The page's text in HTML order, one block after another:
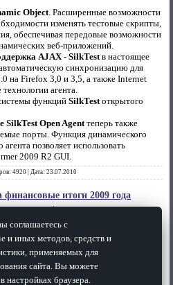
Object. Расширенные возможности
изменять тестовые скрипты,
обеспечивая передовые возможности
веб-приложений.
AJAX - SilkTestв настоящее
синхронизацию для
на Firefox 3,0 и 3,5, а также Internet
агента.
функций SilkTestоткрытого
SilkTest Open Agentтеперь также
порты. Функция динамического
позволяет использовать
2009 R2 GUI.
4920 Дата: 23.07.2010
итоги 2009 года
на46%, до $ 198.4m.
до
EBITDA до35%, до$ 78.0m
EBITDAскорректирована на
акцию до 19% до 24,58 цента
соглашаетесь с
и иных методов, средств и
применяемых для
сайта. Вы можете
настройках браузера.